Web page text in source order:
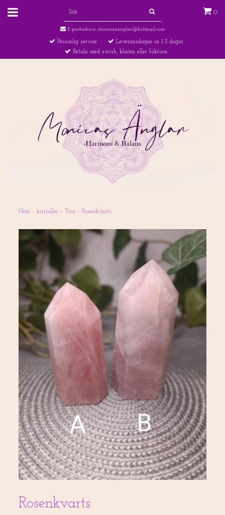
0
E-postadress: monicasanglar@hotmail.com
Personlig service
Leveransdagar ca 1-3 dagar
Betala med swish, klarna eller faktura
Hem › kristaller › Torn › Rosenkvarts
Rosenkvarts